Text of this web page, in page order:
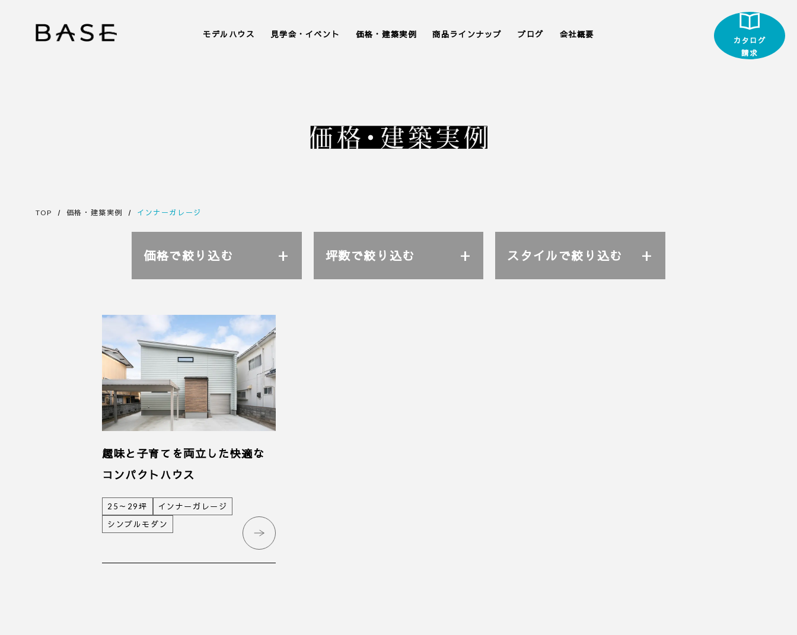
モデルハウス 見学会・イベント 価格・建築実例 商品ラインナップ ブログ 会社概要
カタログ
請求
TOP 価格・建築実例 インナーガレージ
価格で絞り込む 坪数で絞り込む スタイルで絞り込む
趣味と子育てを両立した快適な
コンパクトハウス
25～29坪
インナーガレージ
シンプルモダン